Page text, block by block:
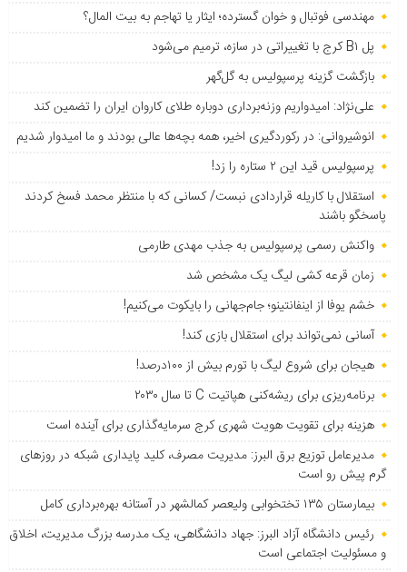
مهندسی فوتبال و خوان گسترده؛ ایثار یا تهاجم به بیت المال؟
پل B۱ کرج با تغییراتی در سازه، ترمیم می‌شود
بازگشت گزینه پرسپولیس به ‌گل‌گهر
علی‌نژاد: امیدواریم وزنه‌برداری دوباره طلای کاروان ایران را تضمین کند
انوشیروانی: در رکوردگیری اخیر، همه بچه‌ها عالی بودند و ما امیدوار شدیم
پرسپولیس قید این ۲ ستاره را زد!
استقلال با کاریله قراردادی نبست/ کسانی که با منتظر محمد فسخ کردند
پاسخگو باشند
واکنش رسمی پرسپولیس به جذب مهدی طارمی
زمان قرعه کشی لیگ یک مشخص شد
خشم یوفا از اینفانتینو؛ جام‌جهانی را بایکوت می‌کنیم!
آسانی نمی‌تواند برای استقلال بازی کند!
هیجان برای شروع لیگ با تورم بیش از ۱۰۰درصد!
برنامه‌ریزی برای ریشه‌کنی هپاتیت C تا سال ۲۰۳۰
هزینه برای تقویت هویت شهری کرج سرمایه‌گذاری برای آینده است
مدیرعامل توزیع برق البرز: مدیریت مصرف، کلید پایداری شبکه در روزهای
گرم پیش رو است
بیمارستان ۱۳۵ تختخوابی ولیعصر کمالشهر در آستانه بهره‌برداری کامل
رئیس دانشگاه آزاد البرز: جهاد دانشگاهی، یک مدرسه بزرگ مدیریت، اخلاق
و مسئولیت اجتماعی است